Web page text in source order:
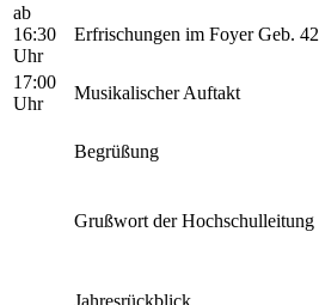
ab
16:30
Uhr
Erfrischungen im Foyer Geb. 42
17:00
Uhr
Musikalischer Auftakt
Begrüßung
Grußwort der Hochschulleitung
Jahresrückblick